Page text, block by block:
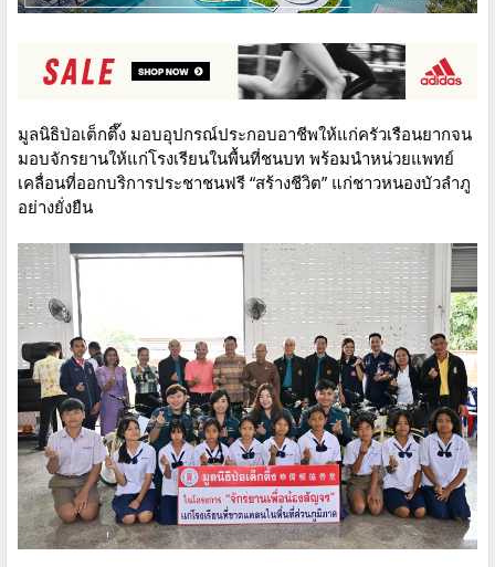
มูลนิธิป่อเต็กตึ๊ง มอบอุปกรณ์ประกอบอาชีพให้แก่ครัวเรือนยากจน
มอบจักรยานให้แก่โรงเรียนในพื้นที่ชนบท พร้อมนำหน่วยแพทย์
เคลื่อนที่ออกบริการประชาชนฟรี “สร้างชีวิต” แก่ชาวหนองบัวลำภู
อย่างยั่งยืน